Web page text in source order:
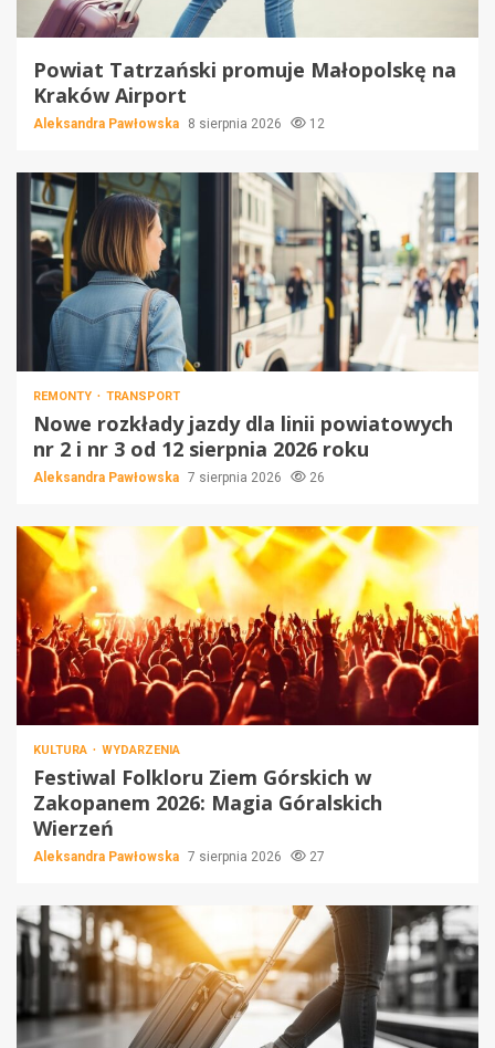
Powiat Tatrzański promuje Małopolskę na
Kraków Airport
Aleksandra Pawłowska 8 sierpnia 2026 12
REMONTY TRANSPORT
Nowe rozkłady jazdy dla linii powiatowych
nr 2 i nr 3 od 12 sierpnia 2026 roku
Aleksandra Pawłowska 7 sierpnia 2026 26
KULTURA WYDARZENIA
Festiwal Folkloru Ziem Górskich w
Zakopanem 2026: Magia Góralskich
Wierzeń
Aleksandra Pawłowska 7 sierpnia 2026 27